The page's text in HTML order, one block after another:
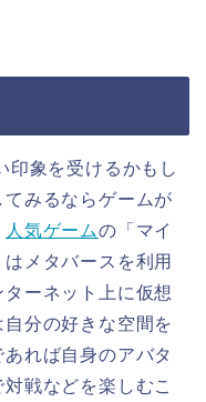
印象を受けるかもし
みるならゲームが
人気ゲームの「マイ
メタバースを利用
ーネット上に仮想
分の好きな空間を
れば自身のアバタ
戦などを楽しむこ